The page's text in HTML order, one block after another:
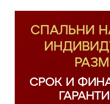
СПАЛЬНИ
СРОК И